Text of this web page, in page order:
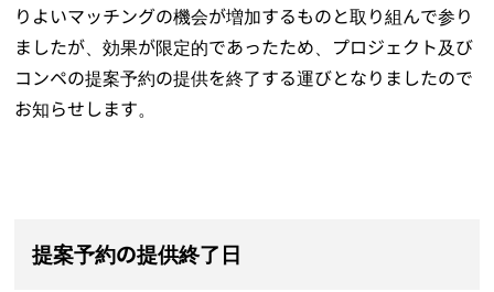
りよいマッチングの機会が増加するものと取り組んで参り
ましたが、効果が限定的であったため、プロジェクト及び
コンペの提案予約の提供を終了する運びとなりましたので
お知らせします。
提案予約の提供終了日